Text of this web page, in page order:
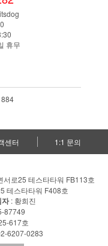
휴무
센터 1:1 문의
서로25 테스타타워 FB113호
테스타타워 F408호
: 황희진
87749
617호
6207-0283